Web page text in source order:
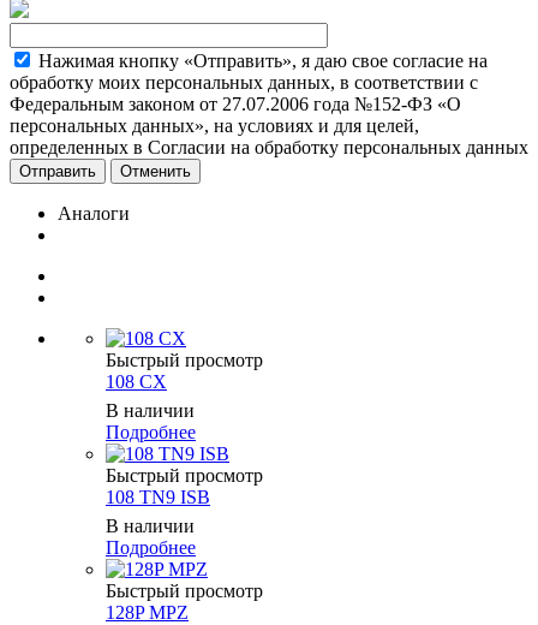
Нажимая кнопку «Отправить», я даю свое согласие на
обработку моих персональных данных, в соответствии с
Федеральным законом от 27.07.2006 года №152-ФЗ «О
персональных данных», на условиях и для целей,
определенных в Согласии на обработку персональных данных
Отменить
Аналоги
Быстрый просмотр
108 CX
В наличии
Подробнее
Быстрый просмотр
108 TN9 ISB
В наличии
Подробнее
Быстрый просмотр
128P MPZ